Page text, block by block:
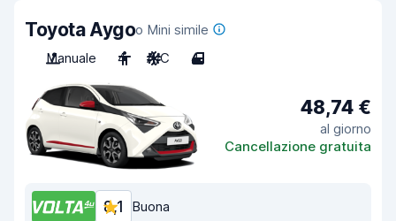
Toyota Aygoo Mini simile
Manuale
4 A/C 4
48,74 €
al giorno
Cancellazione gratuita
8,1 Buona